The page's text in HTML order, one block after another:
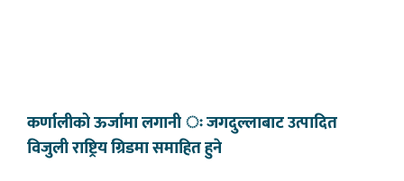
कर्णालीको ऊर्जामा लगानी ः जगदुल्लाबाट उत्पादित
विजुली राष्ट्रिय ग्रिडमा समाहित हुने